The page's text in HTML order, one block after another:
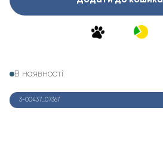
В наявності
3-00437_07367